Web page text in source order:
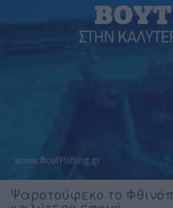
Ψαροτούφεκο το